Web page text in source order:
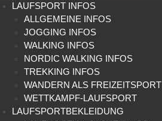
LAUFSPORT INFOS
ALLGEMEINE INFOS
JOGGING INFOS
WALKING INFOS
NORDIC WALKING INFOS
TREKKING INFOS
WANDERN ALS FREIZEITSPORT
WETTKAMPF-LAUFSPORT
LAUFSPORTBEKLEIDUNG